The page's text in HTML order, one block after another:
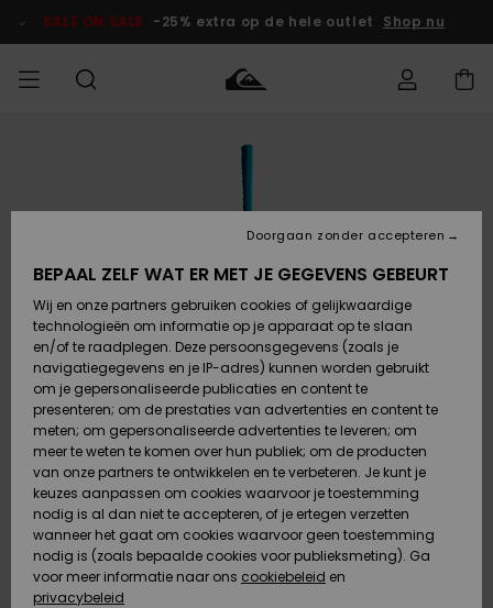
Productinformatie
SALE ON SALE -25% extra op de hele outlet Shop nu
Kleding
Accessoires
Schoenen &
Slippers
Surf /
Water
Snow
Nieuw
JONGENS
Kleding
Accessoires
Schoenen &
Slippers
Surf /
Water
Sneeuw
Nieuw
DAMES
Highlights
Snow
SURF
Heren Surf
Surf Shop
Highlights
Community
SNOW
Heren Snow
Snow Shop
Dames
Snow Shop
Highlights
Gemeenschap
SALE ON
SALE
HEREN
OUTLET
Kinderen
VROUW
OUTLET
Regio- En
Taalinstellingen
français
Toegang tot
Retouren
Betaling
Giftcard
Quiksilver
Freedom
Gegevensbescherming
BEPAAL ZELF WAT ER MET JE GEGEVENS GEBEURT
Wij en onze partners gebruiken cookies of gelijkwaardige
technologieën om informatie op je apparaat op te slaan
en/of te raadplegen. Deze persoonsgegevens (zoals je
navigatiegegevens en je IP-adres) kunnen worden gebruikt
om je gepersonaliseerde publicaties en content te
presenteren; om de prestaties van advertenties en content te
meten; om gepersonaliseerde advertenties te leveren; om
meer te weten te komen over hun publiek; om de producten
van onze partners te ontwikkelen en te verbeteren. Je kunt je
keuzes aanpassen om cookies waarvoor je toestemming
nodig is al dan niet te accepteren, of je ertegen verzetten
wanneer het gaat om cookies waarvoor geen toestemming
nodig is (zoals bepaalde cookies voor publieksmeting). Ga
voor meer informatie naar ons cookiebeleid en
privacybeleid
Doorgaan zonder accepteren